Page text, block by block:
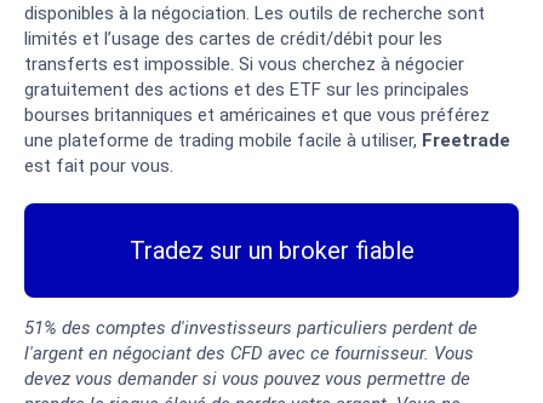
disponibles à la négociation. Les outils de recherche sont
limités et l’usage des cartes de crédit/débit pour les
transferts est impossible. Si vous cherchez à négocier
gratuitement des actions et des ETF sur les principales
bourses britanniques et américaines et que vous préférez
une plateforme de trading mobile facile à utiliser, Freetrade
est fait pour vous.
Tradez sur un broker fiable
51% des comptes d'investisseurs particuliers perdent de
l'argent en négociant des CFD avec ce fournisseur. Vous
devez vous demander si vous pouvez vous permettre de